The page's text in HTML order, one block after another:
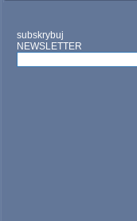
subskrybuj
NEWSLETTER